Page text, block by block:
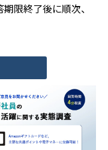
限終了後に順次、